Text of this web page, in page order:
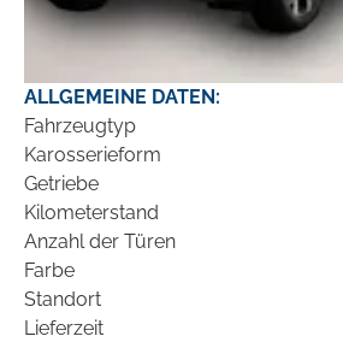
ALLGEMEINE DATEN:
Fahrzeugtyp
Karosserieform
Getriebe
Kilometerstand
Anzahl der Türen
Farbe
Standort
Lieferzeit